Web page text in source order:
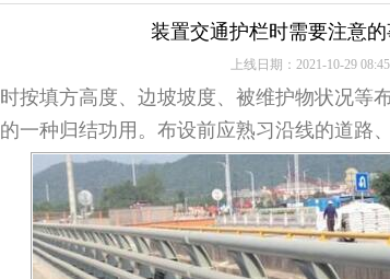
装置交通护栏时需要注意
上线日期：2021-10-29
填方高度、边坡坡度、被维护物状况等
一种归结功用。布设前应熟习沿线的道路